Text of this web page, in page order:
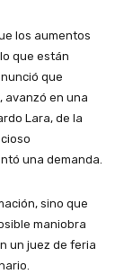
los aumentos
que están
que
avanzó en una
Lara, de la
una demanda.
sino que
maniobra
un juez de feria